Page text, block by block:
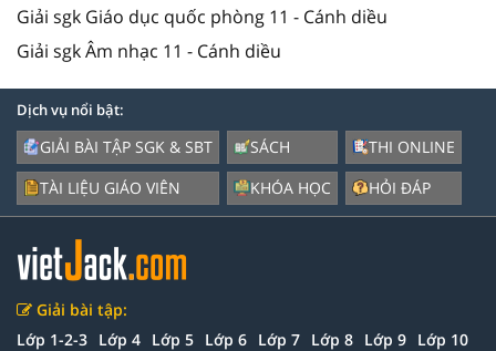
Giải sgk Giáo dục quốc phòng 11 - Cánh diều
Giải sgk Âm nhạc 11 - Cánh diều
Dịch vụ nổi bật:
GIẢI BÀI TẬP SGK & SBT
TÀI LIỆU GIÁO VIÊN
SÁCH
KHÓA HỌC
THI ONLINE
HỎI ĐÁP
Giải bài tập:
Lớp 1-2-3 Lớp 4 Lớp 5 Lớp 6 Lớp 7 Lớp 8 Lớp 9 Lớp 10